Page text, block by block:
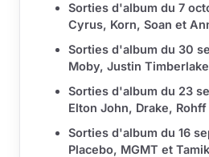
Sorties d'album du 7
Cyrus, Korn, Soan et
Sorties d'album du 30
Moby, Justin
Sorties d'album du 23
Elton John, Drake,
Sorties d'album du 16
Placebo, MGMT et